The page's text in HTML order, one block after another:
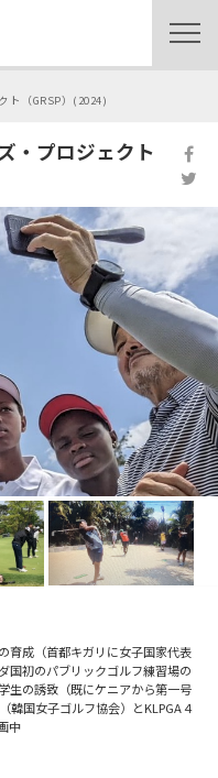
ト（GRSP）(2024)
・プロジェクト
育成（首都キガリに女子国家代表
国初のパブリックゴルフ練習場の
生の誘致（既にケニアから第一号
韓国女子ゴルフ協会）とKLPGA４
中